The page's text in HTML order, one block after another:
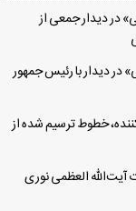
دیدار جمعی از
دیدار با رئیس جمهور
خطوط ترسیم شده از
العظمی نوری